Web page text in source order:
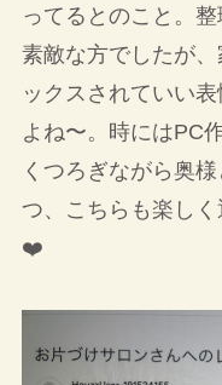
ってるとのこと。
素敵な方でしたが
ックスされていい
よね〜。時にはPC
くつろぎながら奥
つ、こちらも楽し
❤️